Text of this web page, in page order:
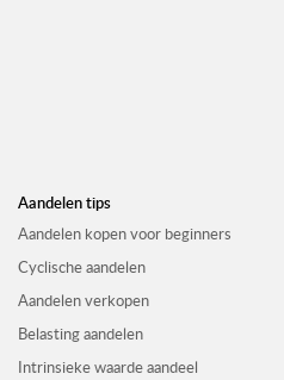
Aandelen tips
Aandelen kopen voor beginners
Cyclische aandelen
Aandelen verkopen
Belasting aandelen
Intrinsieke waarde aandeel